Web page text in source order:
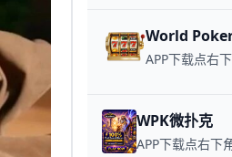
WPK微扑克